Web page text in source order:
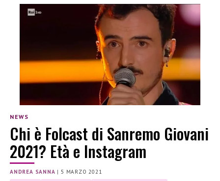
NEWS
Chi è Folcast di Sanremo Giovani
2021? Età e Instagram
ANDREA SANNA |5 MARZO 2021